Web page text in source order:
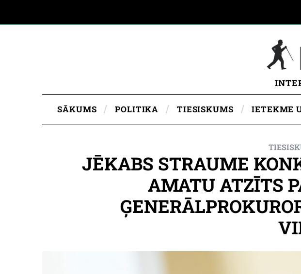
SĀKUMS POLITIKA TIESISKUMS IETEKME
JĒKABS STRAUME
AMATU ATZĪTS